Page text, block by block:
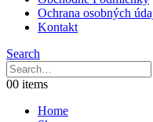
Ochrana osobných
Kontakt
Search
00 items
Home